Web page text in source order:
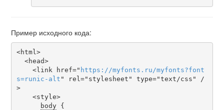
Пример исходного кода:
<html>
    <link href="
https ://myfonts . ru /myfonts?font
s=runic-alt " rel="stylesheet" type="text/css" /
>
body {